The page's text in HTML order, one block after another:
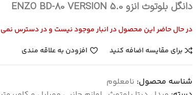
دانگل بلوتوث انزو ENZO BD-80 VERSION 5.0
در حال حاضر این محصول در انبار موجود نیست و در دسترس
برای مقایسه اضافه کنید
افزودن به علاقه مندی
شناسه محصول: نامعلوم